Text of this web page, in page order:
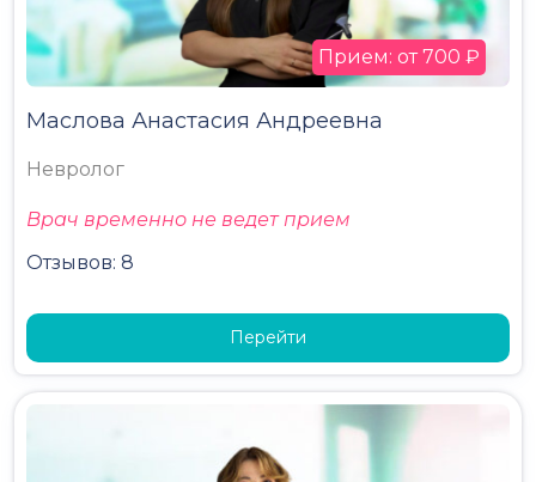
Маслова Анастасия Андреевна
Невролог
Врач временно не ведет прием
Отзывов: 8
Прием: от 700 ₽
Перейти